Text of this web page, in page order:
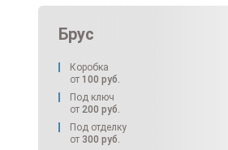
Брус
Коробка
от 100 руб.
Под ключ
от 200 руб.
Под отделку
от 300 руб.